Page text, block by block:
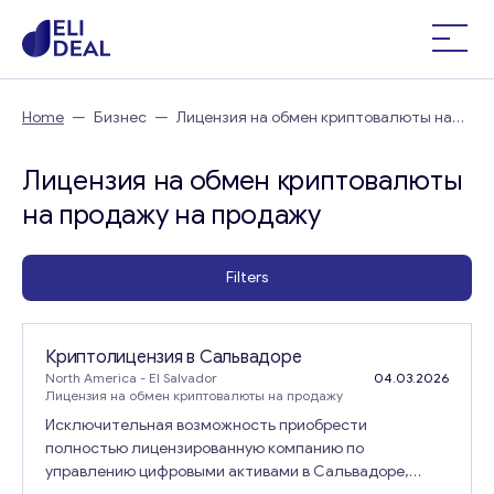
Home — Бизнес — Лицензия на обмен криптовалюты на
Лицензия на обмен криптовалюты
на продажу на продажу
Filters
Криптолицензия в Сальвадоре
North America - El Salvador
Лицензия на обмен криптовалюты на продажу
04.03.2026
Исключительная возможность приобрести
полностью лицензированную компанию по
управлению цифровыми активами в Сальвадоре,